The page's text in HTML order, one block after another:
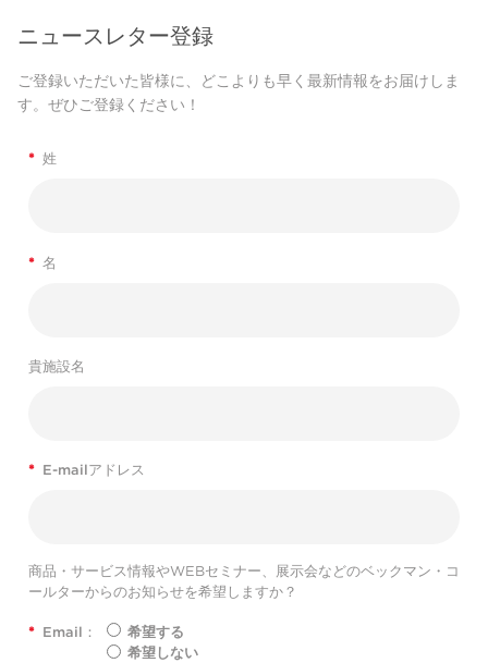
ニュースレター登録
ご登録いただいた皆様に、どこよりも早く最新情報をお届けしま
す。ぜひご登録ください！
* 姓
* 名
貴施設名
* E-mailアドレス
商品・サービス情報やWEBセミナー、展示会などのベックマン・コ
ールターからのお知らせを希望しますか？
* Email：
希望する
希望しない